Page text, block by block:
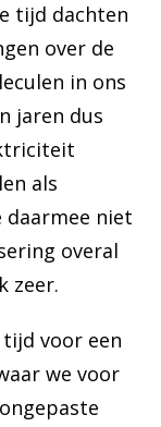
tijd dachten
over de
in ons
jaren dus
als
daarmee niet
overal
zeer.
voor een
we voor